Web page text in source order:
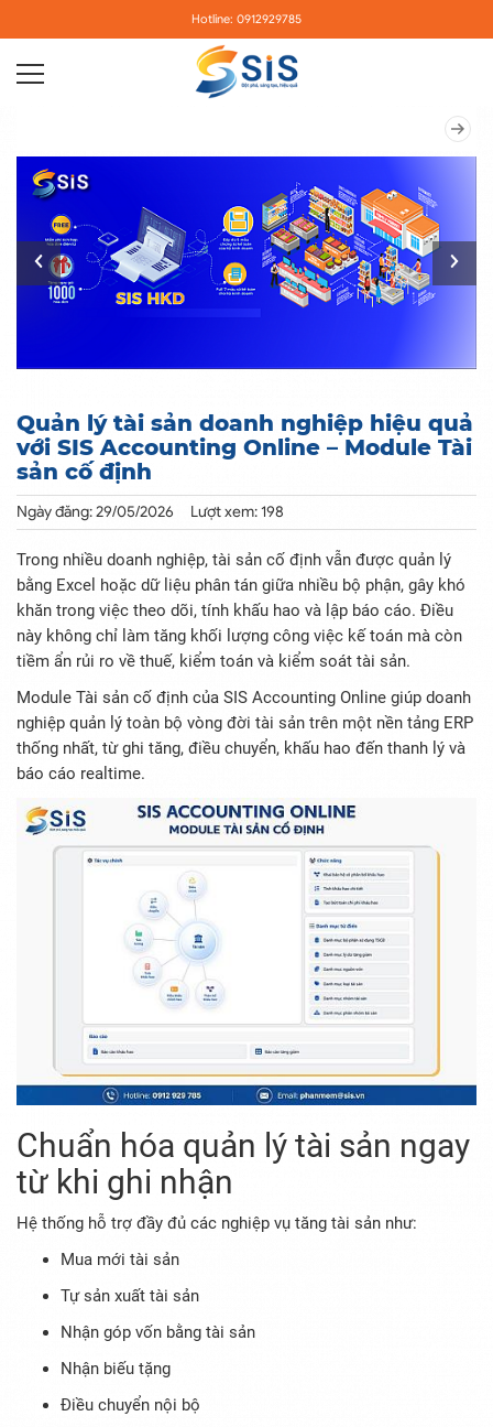
Hotline: 0912929785
Quản lý tài sản doanh nghiệp hiệu quả
với SIS Accounting Online – Module Tài
sản cố định
Ngày đăng: 29/05/2026 Lượt xem: 198
Trong nhiều doanh nghiệp, tài sản cố định vẫn được quản lý
bằng Excel hoặc dữ liệu phân tán giữa nhiều bộ phận, gây khó
khăn trong việc theo dõi, tính khấu hao và lập báo cáo. Điều
này không chỉ làm tăng khối lượng công việc kế toán mà còn
tiềm ẩn rủi ro về thuế, kiểm toán và kiểm soát tài sản.
Module Tài sản cố định của SIS Accounting Online giúp doanh
nghiệp quản lý toàn bộ vòng đời tài sản trên một nền tảng ERP
thống nhất, từ ghi tăng, điều chuyển, khấu hao đến thanh lý và
báo cáo realtime.
Chuẩn hóa quản lý tài sản ngay
từ khi ghi nhận
Hệ thống hỗ trợ đầy đủ các nghiệp vụ tăng tài sản như:
Mua mới tài sản
Tự sản xuất tài sản
Nhận góp vốn bằng tài sản
Nhận biếu tặng
Điều chuyển nội bộ